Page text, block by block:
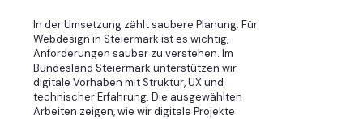
In der Umsetzung zählt saubere Planung. Für
Webdesign in Steiermark ist es wichtig,
Anforderungen sauber zu verstehen. Im
Bundesland Steiermark unterstützen wir
digitale Vorhaben mit Struktur, UX und
technischer Erfahrung. Die ausgewählten
Arbeiten zeigen, wie wir digitale Projekte